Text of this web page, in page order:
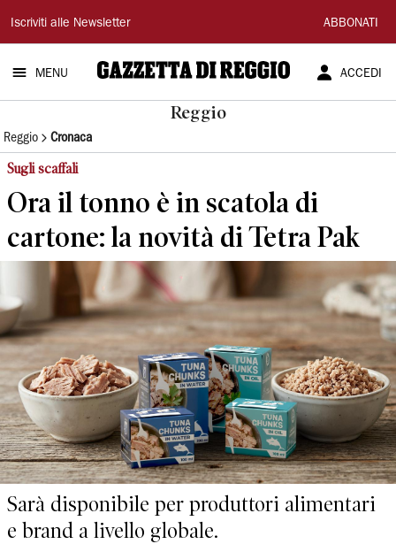
Gazzetta
di
Reggio
Iscriviti alle Newsletter ABBONATI
MENU ACCEDI
Reggio
Reggio Cronaca
Sugli scaffali
Ora il tonno è in scatola di
cartone: la novità di Tetra Pak
Sarà disponibile per produttori alimentari
e brand a livello globale.